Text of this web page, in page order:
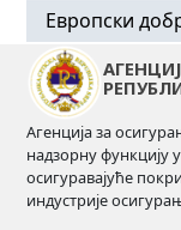
Европски
ОСНОВНИ
Број регистра
РДПФ- 1
Назив
Европски
Агенција за
надзорну функцију
осигуравајуће
индустрије